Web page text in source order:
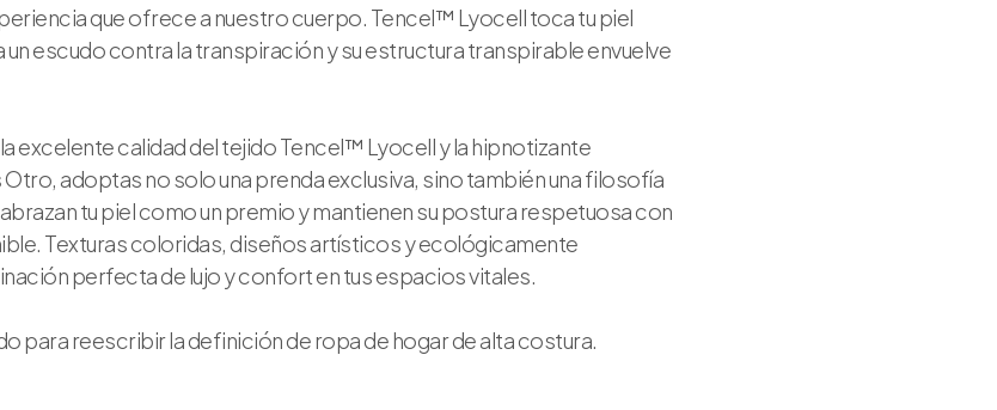
que ofrece a nuestro cuerpo. Tencel™ Lyocell toca tu piel
escudo contra la transpiración y su estructura transpirable envuelve
excelente calidad del tejido Tencel™ Lyocell y la hipnotizante
adoptas no solo una prenda exclusiva, sino también una filosofía
tu piel como un premio y mantienen su postura respetuosa con
Texturas coloridas, diseños artísticos y ecológicamente
perfecta de lujo y confort en tus espacios vitales.
para reescribir la definición de ropa de hogar de alta costura.